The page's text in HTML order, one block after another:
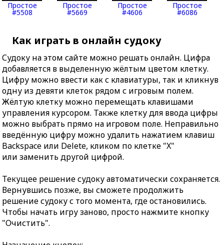
Простое
#5508
Простое
#5669
Простое
#4606
Простое
#6086
Как играть в онлайн судоку
Судоку на этом сайте можно решать онлайн. Цифра
добавляется в выделенную жёлтым цветом клетку.
Цифру можно ввести как с клавиатуры, так и кликнув
одну из девяти клеток рядом с игровым полем.
Жёлтую клетку можно перемещать клавишами
управления курсором. Также клетку для ввода цифры
можно выбрать прямо на игровом поле. Неправильно
введённую цифру можно удалить нажатием клавиш
Backspace или Delete, кликом по клетке "X"
или заменить другой цифрой.
Текущее решение судоку автоматически сохраняется.
Вернувшись позже, вы сможете продолжить
решение судоку с того момента, где остановились.
Чтобы начать игру заново, просто нажмите кнопку
"Очистить".